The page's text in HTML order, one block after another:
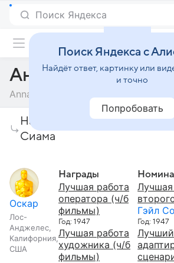
Поиск Яндекса
Анна и король
Anna and the King of Siam
Награды и премии фильма
Сиама
Оскар
Лос-
Анджелес,
Калифорния,
США
Награды
Лучшая работа
оператора (ч/б
фильмы)
Год: 1947
Лучшая работа
художника (ч/б
фильмы)
Гэйл
Год: 1947
Лучший
Поиск Яндекса с
Найдёт ответ, картинку или
и точно
Попробовать